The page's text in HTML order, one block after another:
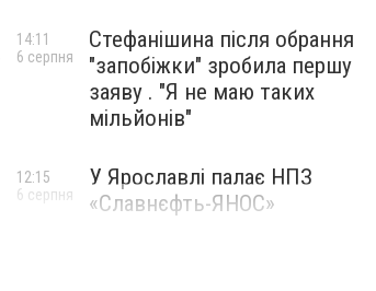
Стефанішина після обрання
"запобіжки" зробила першу
заяву . "Я не маю таких
мільйонів"
14:11
6 серпня
У Ярославлі палає НПЗ
«Славнєфть-ЯНОС»
12:15
6 серпня